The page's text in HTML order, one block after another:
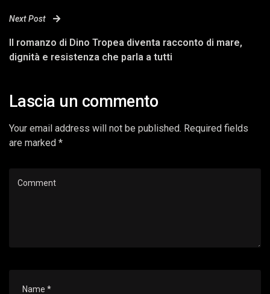
Next Post
Il romanzo di Dino Tropea diventa racconto di mare,
dignità e resistenza che parla a tutti
Lascia un commento
Your email address will not be published. Required fields
are marked *